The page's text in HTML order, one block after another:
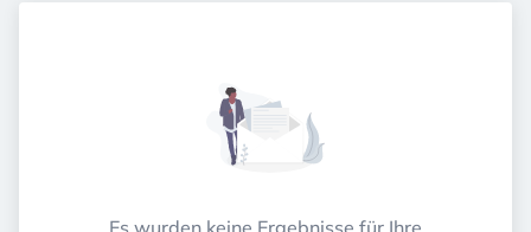
Es wurden keine Ergebnisse für Ihre